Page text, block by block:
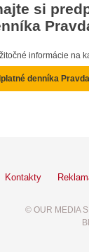
si
informácie na
denníka Pravda
Kontakty
© OUR MEDIA